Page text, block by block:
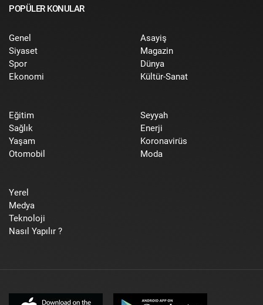
POPÜLER KONULAR
Genel
Siyaset
Spor
Ekonomi
Asayiş
Magazin
Dünya
Kültür-Sanat
Eğitim
Sağlık
Yaşam
Otomobil
Seyyah
Enerji
Koronavirüs
Moda
Yerel
Medya
Teknoloji
Nasıl Yapılır ?